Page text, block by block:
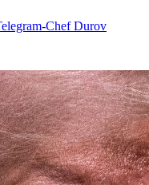
Chef Durov